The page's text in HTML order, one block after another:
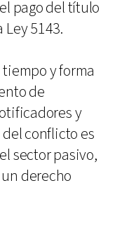
pago del título
5143.
y forma
de
y
conflicto es
sector pasivo,
derecho